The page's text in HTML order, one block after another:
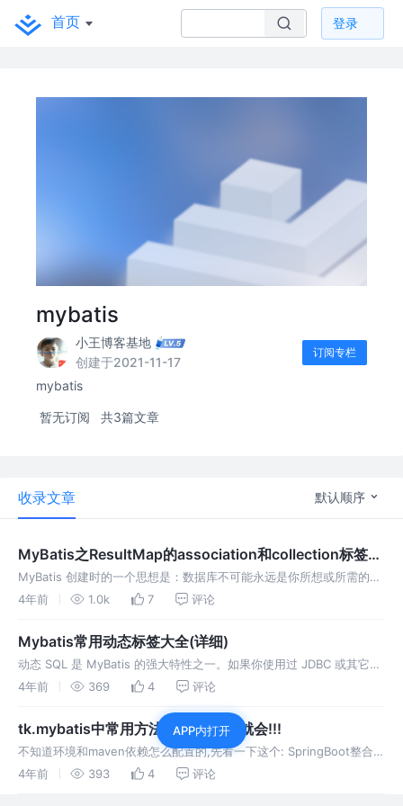
首页 登录
mybatis
小王博客基地
创建于2021-11-17
订阅专栏
mybatis
暂无订阅 共3篇文章
收录文章 默认顺序
MyBatis之ResultMap的association和collection标签详
解(图文例子)
MyBatis 创建时的一个思想是：数据库不可能永远是你所想或所需的那
个样子。 我们希望每个数据库都具备良好的第三范式或 BCNF 范式，
的应用程序，那就太好了，但可惜也没有。 而 ResultMap 就是
MyBa...
4年前 1.0k 7 评论
Mybatis常用动态标签大全(详细)
动态 SQL 是 MyBatis 的强大特性之一。如果你使用过 JDBC 或其它类
似的框架，你应该能理解根据不同条件拼接 SQL 语句有多痛苦，例如
名的逗号。利用动态 SQL，可以彻底摆脱这种痛苦。使用动态 SQL
4年前 369 4 评论
tk.mybatis中常用方法的使用,一看就会!!!
不知道环境和maven依赖怎么配置的,先看一下这个: SpringBoot整合
tk.System.out.int i = userMapper.System.out.user.int delete =
4年前 393 4 评论
APP内打开